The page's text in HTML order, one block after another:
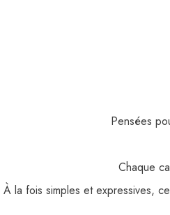
Pensées
Chaque
À la fois simples et expressives,